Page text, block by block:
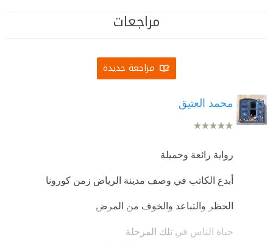
مراجعات
مراجعة جديدة
محمد العتيق
رواية رائعة وجميلة
أبدع الكاتب في وصف مدينة الرياض زمن كورونا
الحظر والتباعد والخوف من المرض
حياة الناس في تلك المرحلة